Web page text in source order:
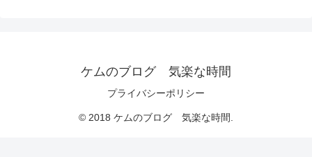
ケムのブログ 気楽な時間
プライバシーポリシー
© 2018 ケムのブログ 気楽な時間.